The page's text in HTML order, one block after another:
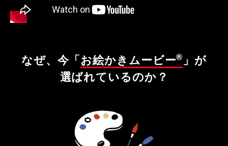
なぜ、今「お絵かきムービー® 」が
選ばれているのか？